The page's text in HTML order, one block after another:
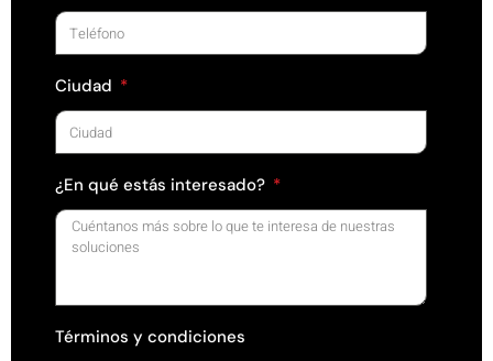
Ciudad
¿En qué estás interesado?
Términos y condiciones